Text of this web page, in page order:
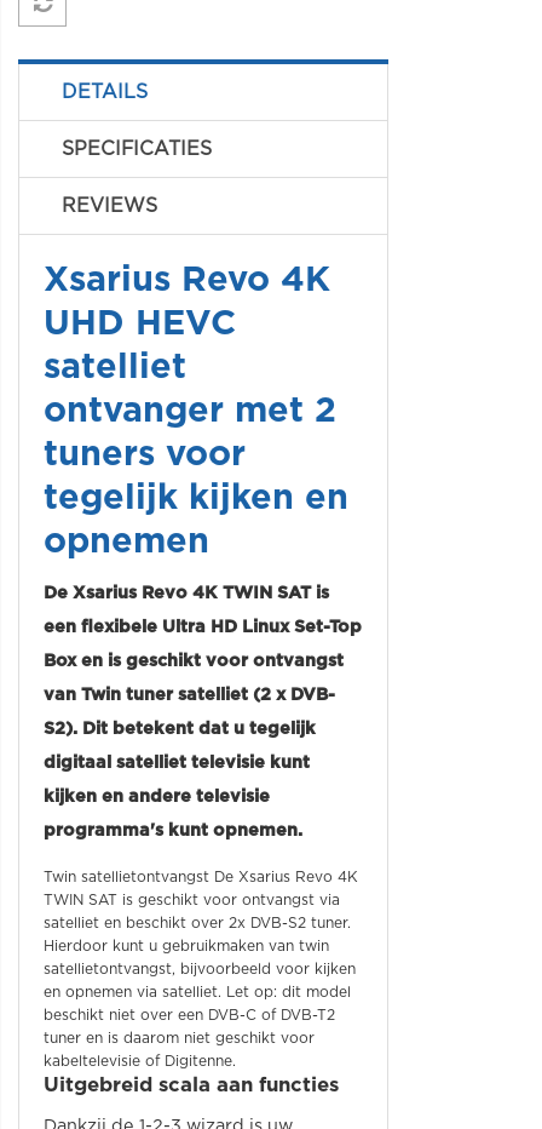
DETAILS
SPECIFICATIES
REVIEWS
Xsarius Revo 4K
UHD HEVC
satelliet
ontvanger met 2
tuners voor
tegelijk kijken en
opnemen
De Xsarius Revo 4K TWIN SAT is
een flexibele Ultra HD Linux Set-Top
Box en is geschikt voor ontvangst
van Twin tuner satelliet (2 x DVB-
S2). Dit betekent dat u tegelijk
digitaal satelliet televisie kunt
kijken en andere televisie
programma's kunt opnemen.
Twin satellietontvangst De Xsarius Revo 4K
TWIN SAT is geschikt voor ontvangst via
satelliet en beschikt over 2x DVB-S2 tuner.
Hierdoor kunt u gebruikmaken van twin
satellietontvangst, bijvoorbeeld voor kijken
en opnemen via satelliet. Let op: dit model
beschikt niet over een DVB-C of DVB-T2
tuner en is daarom niet geschikt voor
kabeltelevisie of Digitenne.
Uitgebreid scala aan functies